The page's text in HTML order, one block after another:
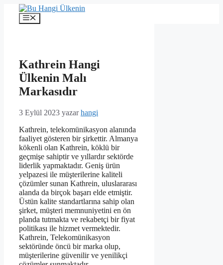
İçeriğe
Menü
Kathrein Hangi
Ülkenin Malı
Markasıdır
3 Eylül 2023 yazarhangi
Kathrein, telekomünikasyon alanında
faaliyet gösteren bir şirkettir. Almanya
kökenli olan Kathrein, köklü bir
geçmişe sahiptir ve yıllardır sektörde
liderlik yapmaktadır. Geniş ürün
yelpazesi ile müşterilerine kaliteli
çözümler sunan Kathrein, uluslararası
alanda da birçok başarı elde etmiştir.
Üstün kalite standartlarına sahip olan
şirket, müşteri memnuniyetini en ön
planda tutmakta ve rekabetçi bir fiyat
politikası ile hizmet vermektedir.
Kathrein, Telekomünikasyon
sektöründe öncü bir marka olup,
müşterilerine güvenilir ve yenilikçi